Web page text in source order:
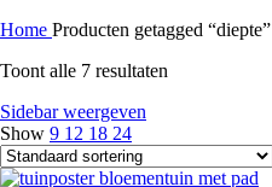
Home Producten getagged “diepte”
Toont alle 7 resultaten
Sidebar weergeven
Show 9 12 18 24